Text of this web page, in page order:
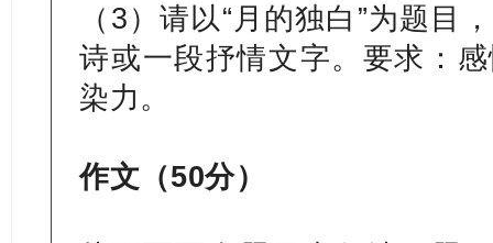
（3）请以“月的独白”为题目
诗或一段抒情文字。要求：
染力。
作文（50分）